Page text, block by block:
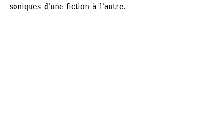
soniques d'une fiction à l'autre.